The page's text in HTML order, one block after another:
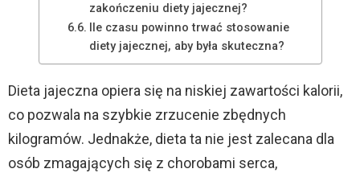
zakończeniu diety jajecznej?
Ile czasu powinno trwać stosowanie
diety jajecznej, aby była skuteczna?
Dieta jajeczna opiera się na niskiej zawartości kalorii,
co pozwala na szybkie zrzucenie zbędnych
kilogramów. Jednakże, dieta ta nie jest zalecana dla
osób zmagających się z chorobami serca,